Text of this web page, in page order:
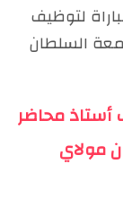
لتوظيف
أ - سلم 11 | جامعة السلطان
محاضر
مولاي